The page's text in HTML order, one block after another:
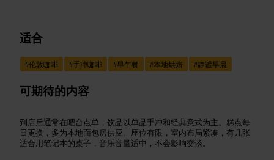
适合
#伦敦咖啡 #手冲咖啡 #早午餐 #本地烘焙 #静谧早晨
可期待的内容
到店后通常在吧台点单，饮品以单品手冲和经典意式为主。糕点每
日更换，多为本地面包房供应。座位有限，室内布局紧凑，有几张
适合用笔记本的桌子，音乐音量适中，不会影响交谈。